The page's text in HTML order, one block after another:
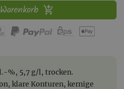
%, 5,7 g/l, trocken.
klare Konturen, kernige